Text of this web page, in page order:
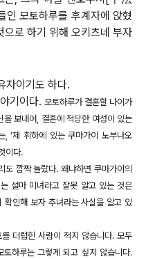
모토하루를 후계자에 앉혔
로 하기 위해 오키츠네 부자
자이기도 하다.
기이다. 모토하루가 결혼할 나이가
보내어, 결혼에 적당한 여성이 있는
, '제 휘하에 있는 쿠마가이 노부나오
이다.
깜짝 놀랐다. 왜냐하면 쿠마가이의
설마 미녀라고 잘못 알고 있는 것은
확인해 보자 추녀라는 사실을 알고 있
더럽힌 사람이 적지 않습니다. 모두
하루는 그렇게 되고 싶지 않습니다.